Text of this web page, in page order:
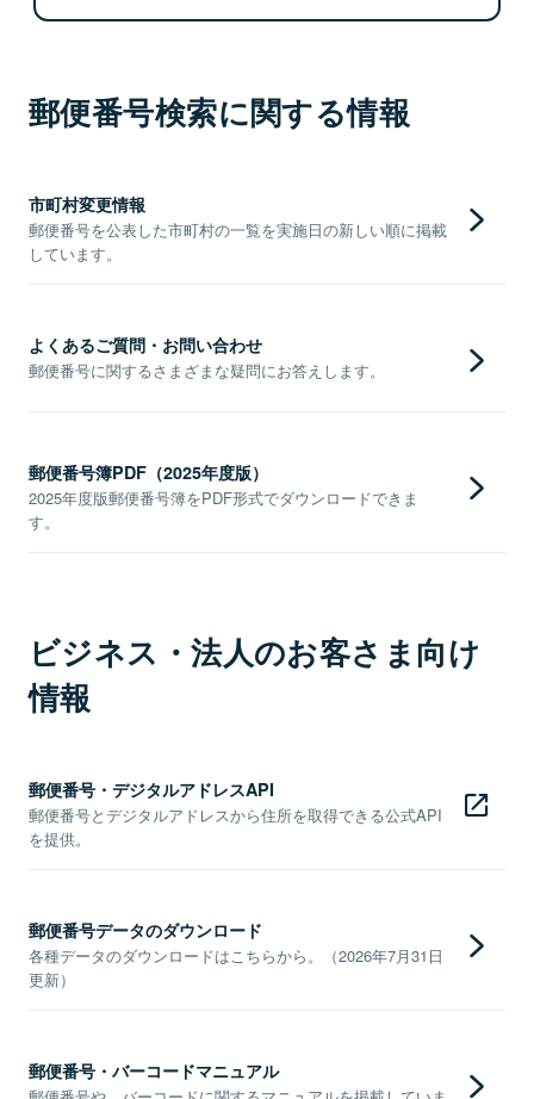
郵便番号検索に関する情報
市町村変更情報
郵便番号を公表した市町村の一覧を実施日の新しい順に掲載
しています。
よくあるご質問・お問い合わせ
郵便番号に関するさまざまな疑問にお答えします。
郵便番号簿PDF（2025年度版）
2025年度版郵便番号簿をPDF形式でダウンロードできま
す。
ビジネス・法人のお客さま向け
情報
郵便番号・デジタルアドレスAPI
郵便番号とデジタルアドレスから住所を取得できる公式API
を提供。
郵便番号データのダウンロード
各種データのダウンロードはこちらから。（2026年7月31日
更新）
郵便番号・バーコードマニュアル